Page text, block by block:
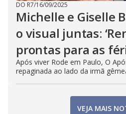
DO R7/16/09/2025
Michelle e Giselle
o visual juntas:
prontas para as
Após viver Rode em Paulo, O
repaginada ao lado da irmã
VEJA MAIS